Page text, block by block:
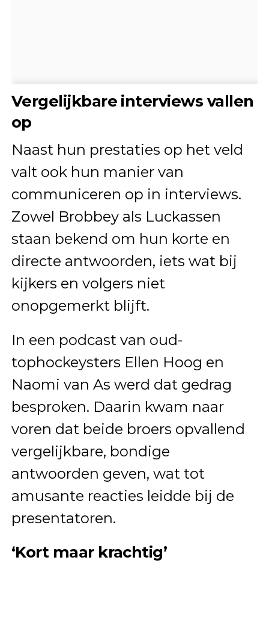
Vergelijkbare interviews vallen
op
Naast hun prestaties op het veld
valt ook hun manier van
communiceren op in interviews.
Zowel Brobbey als Luckassen
staan bekend om hun korte en
directe antwoorden, iets wat bij
kijkers en volgers niet
onopgemerkt blijft.
In een podcast van oud-
tophockeysters Ellen Hoog en
Naomi van As werd dat gedrag
besproken. Daarin kwam naar
voren dat beide broers opvallend
vergelijkbare, bondige
antwoorden geven, wat tot
amusante reacties leidde bij de
presentatoren.
‘Kort maar krachtig’